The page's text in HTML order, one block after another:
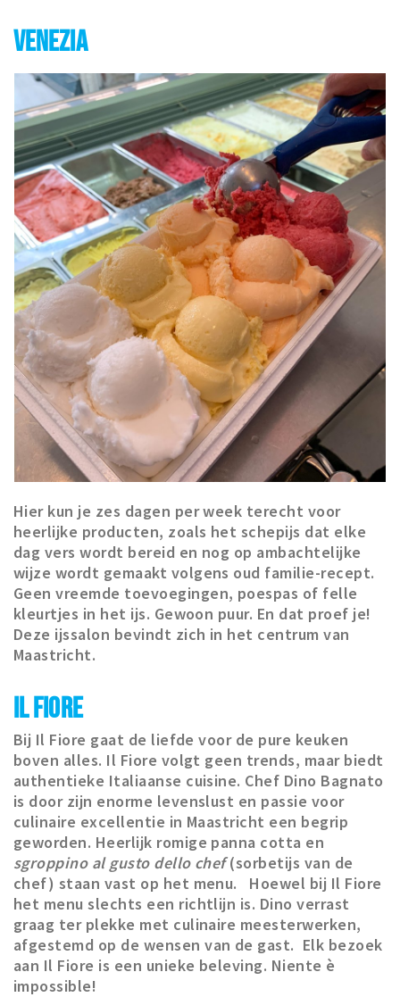
VENEZIA
Hier kun je zes dagen per week terecht voor
heerlijke producten, zoals het schepijs dat elke
dag vers wordt bereid en nog op ambachtelijke
wijze wordt gemaakt volgens oud familie-recept.
Geen vreemde toevoegingen, poespas of felle
kleurtjes in het ijs. Gewoon puur. En dat proef je!
Deze ijssalon bevindt zich in het centrum van
Maastricht.
IL FIORE
Bij Il Fiore gaat de liefde voor de pure keuken
boven alles. Il Fiore volgt geen trends, maar biedt
authentieke Italiaanse cuisine. Chef Dino Bagnato
is door zijn enorme levenslust en passie voor
culinaire excellentie in Maastricht een begrip
geworden. Heerlijk romige panna cotta en
sgroppino al gusto dello chef(sorbetijs van de
chef) staan vast op het menu. Hoewel bij Il Fiore
het menu slechts een richtlijn is. Dino verrast
graag ter plekke met culinaire meesterwerken,
afgestemd op de wensen van de gast. Elk bezoek
aan Il Fiore is een unieke beleving. Niente è
impossible!